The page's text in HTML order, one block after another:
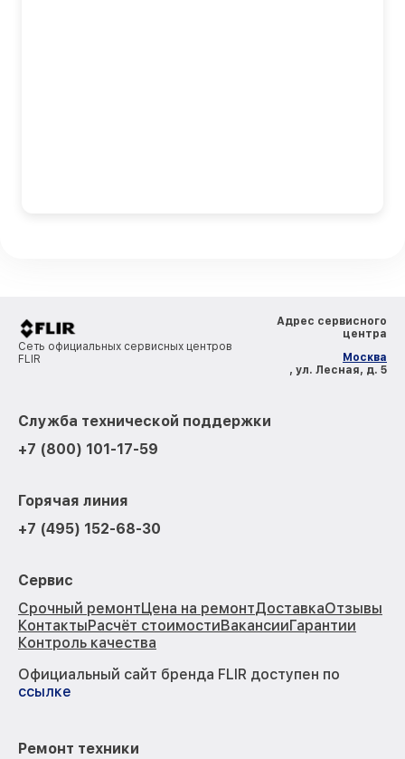
Сеть официальных сервисных центров
FLIR
Адрес сервисного
центра
Москва
, ул. Лесная, д. 5
Служба технической поддержки
+7 (800) 101-17-59
Горячая линия
+7 (495) 152-68-30
Сервис
Срочный ремонтЦена на ремонтДоставкаОтзывы
КонтактыРасчёт стоимостиВакансииГарантии
Контроль качества
Официальный сайт бренда FLIR доступен по
ссылке
Ремонт техники